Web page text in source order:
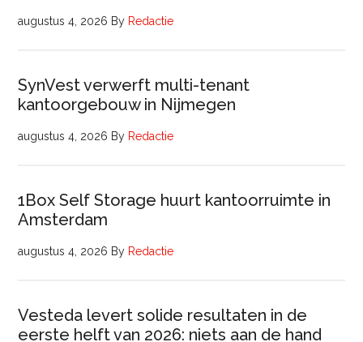
augustus 4, 2026 By Redactie
SynVest verwerft multi-tenant
kantoorgebouw in Nijmegen
augustus 4, 2026 By Redactie
1Box Self Storage huurt kantoorruimte in
Amsterdam
augustus 4, 2026 By Redactie
Vesteda levert solide resultaten in de
eerste helft van 2026: niets aan de hand